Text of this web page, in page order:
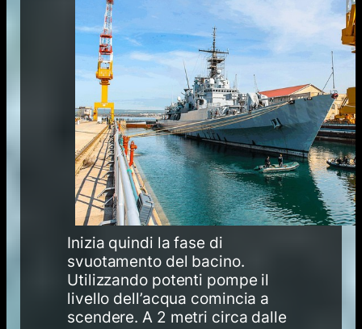
Inizia quindi la fase di
svuotamento del bacino.
Utilizzando potenti pompe il
livello dell’acqua comincia a
scendere. A 2 metri circa dalle